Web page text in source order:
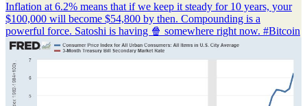
Inflation at 6.2% means that if we keep it steady for 10 years, your
$100,000 will become $54,800 by then. Compounding is a
powerful force. Satoshi is having 🍿 somewhere right now. #Bitcoin